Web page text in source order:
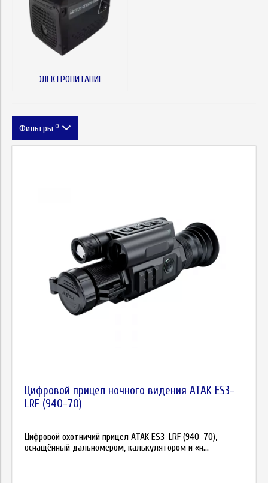
ЭЛЕКТРОПИТАНИЕ
Фильтры 0
Цифровой прицел ночного видения ATAK ES3-
LRF (940-70)
Цифровой охотничий прицел ATAK ES3-LRF (940-70),
оснащённый дальномером, калькулятором и «н...